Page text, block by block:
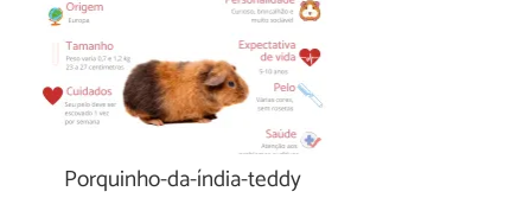
Porquinho-da-índia-teddy